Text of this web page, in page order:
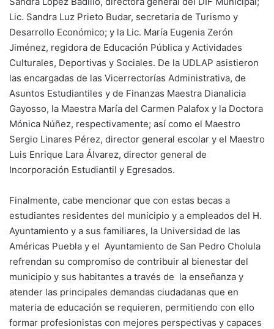
Lic. Sandra Luz Prieto Budar, secretaria de Turismo y
Desarrollo Económico; y la Lic. María Eugenia Zerón
Jiménez, regidora de Educación Pública y Actividades
Culturales, Deportivas y Sociales. De la UDLAP asistieron
las encargadas de las Vicerrectorías Administrativa, de
Asuntos Estudiantiles y de Finanzas Maestra Dianalicia
Gayosso, la Maestra María del Carmen Palafox y la Doctora
Mónica Núñez, respectivamente; así como el Maestro
Sergio Linares Pérez, director general escolar y el Maestro
Luis Enrique Lara Álvarez, director general de
Incorporación Estudiantil y Egresados.
Finalmente, cabe mencionar que con estas becas a
estudiantes residentes del municipio y a empleados del H.
Ayuntamiento y a sus familiares, la Universidad de las
Américas Puebla y el Ayuntamiento de San Pedro Cholula
refrendan su compromiso de contribuir al bienestar del
municipio y sus habitantes a través de la enseñanza y
atender las principales demandas ciudadanas que en
materia de educación se requieren, permitiendo con ello
formar profesionistas con mejores perspectivas y capaces